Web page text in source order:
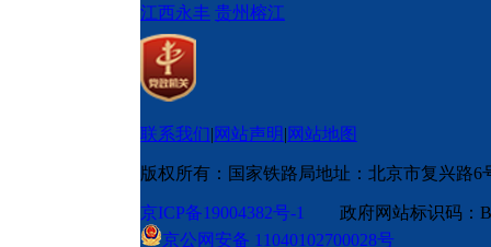
江西永丰 贵州榕江
联系我们|网站声明|网站地图
版权所有：国家铁路局地址：北京市复兴路6
京ICP备19004382号-1
政府网站标识码
京公网安备 11040102700028号